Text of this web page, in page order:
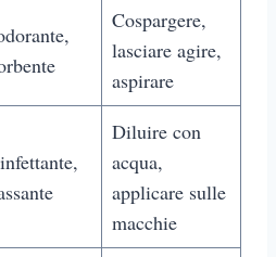
Cospargere,
lasciare agire,
aspirare
Diluire con
acqua,
applicare sulle
macchie